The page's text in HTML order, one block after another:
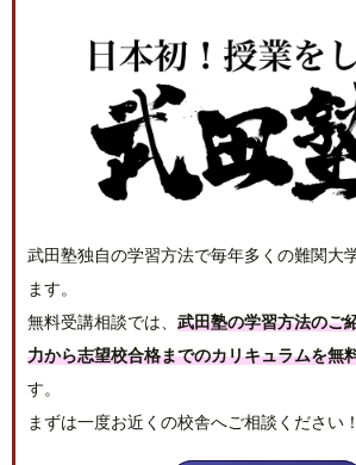
武田塾独自の学習方法で毎年多くの難関大
ます。
無料受講相談では、 武田塾の学習方法のご
力から志望校合格までのカリキュラムを無
す。
まずは一度お近くの校舎へご相談ください！